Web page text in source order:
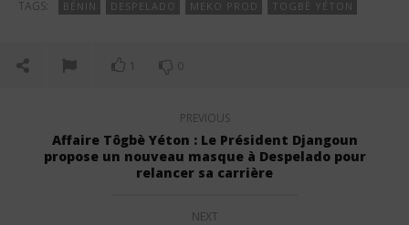
TAGS: BÉNIN DESPELADO MEKO PROD TOGBÈ YÉTON
1 0
PREVIOUS
Affaire Tôgbè Yéton : Le Président Djangoun
propose un nouveau masque à Despelado pour
relancer sa carrière
NEXT